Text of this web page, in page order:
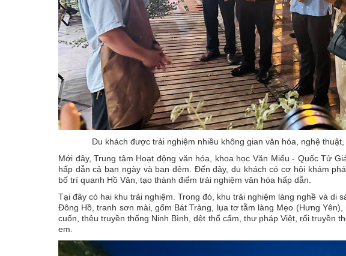
Du khách được trải nghiệm nhiều không gian văn hóa, nghệ
Mới đây, Trung tâm Hoạt động văn hóa, khoa học Văn Miếu - Quốc Tử
hấp dẫn cả ban ngày và ban đêm. Đến đây, du khách có cơ hội khám
bố trí quanh Hồ Văn, tạo thành điểm trải nghiệm văn hóa hấp dẫn.
Tại đây có hai khu trải nghiệm. Trong đó, khu trải nghiệm làng nghề và di
Đông Hồ, tranh sơn mài, gốm Bát Tràng, lụa tơ tằm làng Mẹo (Hưng
cuốn, thêu truyền thống Ninh Bình, dệt thổ cẩm, thư pháp Việt, rối truyền
em.